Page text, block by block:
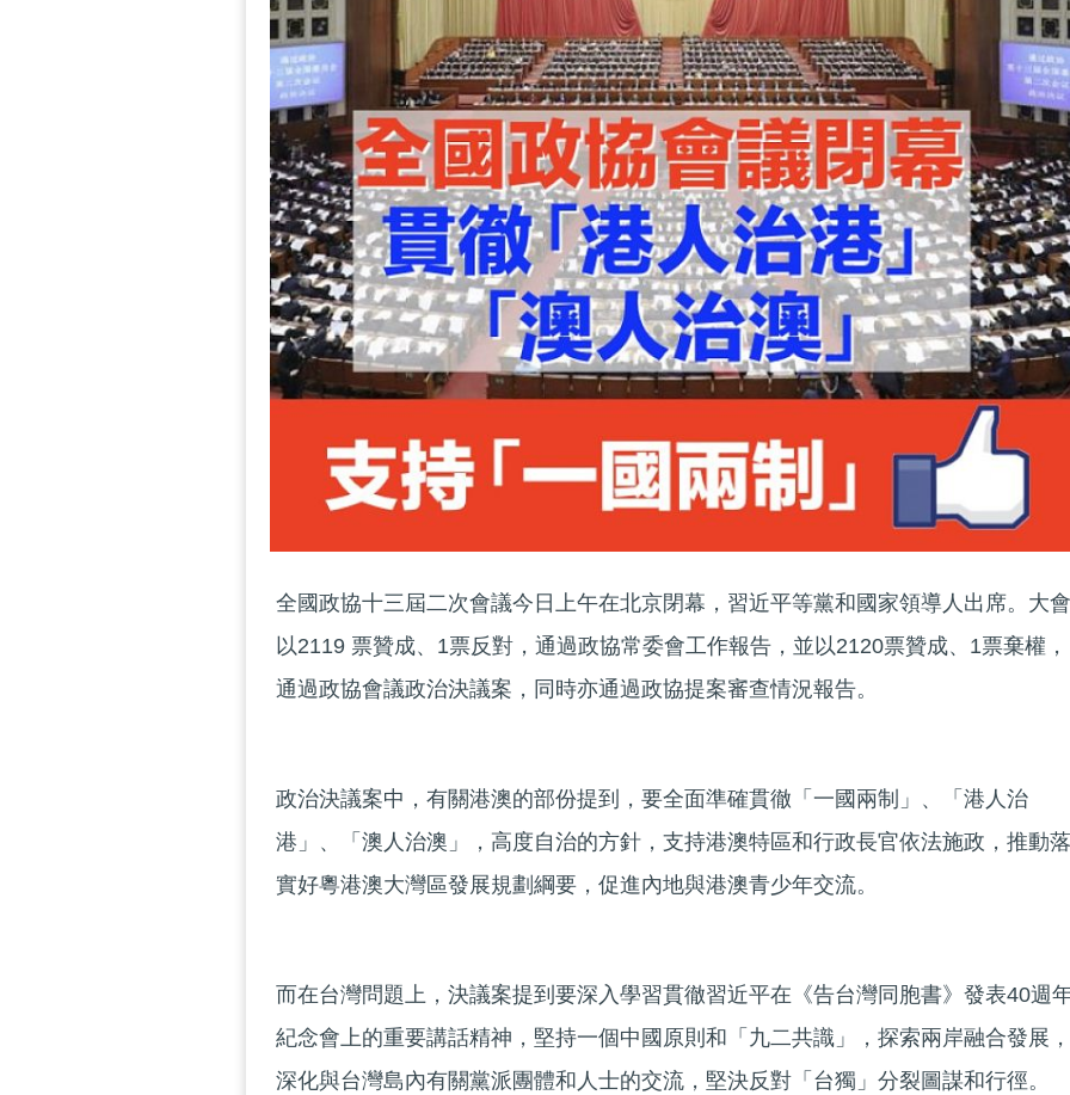
全國政協十三屆二次會議今日上午在北京閉幕，習近平等黨和國家領導人出席。大會
以2119 票贊成、1票反對，通過政協常委會工作報告，並以2120票贊成、1票棄權，
通過政協會議政治決議案，同時亦通過政協提案審查情況報告。
政治決議案中，有關港澳的部份提到，要全面準確貫徹「一國兩制」、「港人治
港」、「澳人治澳」，高度自治的方針，支持港澳特區和行政長官依法施政，推動落
實好粵港澳大灣區發展規劃綱要，促進內地與港澳青少年交流。
而在台灣問題上，決議案提到要深入學習貫徹習近平在《告台灣同胞書》發表40週
紀念會上的重要講話精神，堅持一個中國原則和「九二共識」，探索兩岸融合發展，
深化與台灣島內有關黨派團體和人士的交流，堅決反對「台獨」分裂圖謀和行徑。